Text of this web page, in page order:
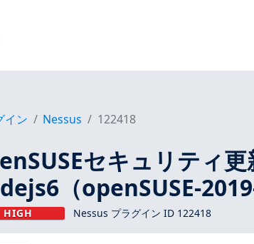
イン Nessus 122418
セキュリティ更
（openSUSE-
HIGH Nessus プラグイン ID 122418